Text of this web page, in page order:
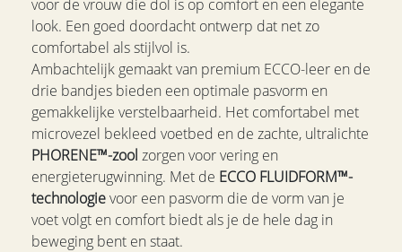
voor de vrouw die dol is op comfort en een elegante
look. Een goed doordacht ontwerp dat net zo
comfortabel als stijlvol is.
Ambachtelijk gemaakt van premium ECCO-leer en de
drie bandjes bieden een optimale pasvorm en
gemakkelijke verstelbaarheid. Het comfortabel met
microvezel bekleed voetbed en de zachte, ultralichte
PHORENE™-zool zorgen voor vering en
energieterugwinning. Met de ECCO FLUIDFORM™-
technologievoor een pasvorm die de vorm van je
voet volgt en comfort biedt als je de hele dag in
beweging bent en staat.